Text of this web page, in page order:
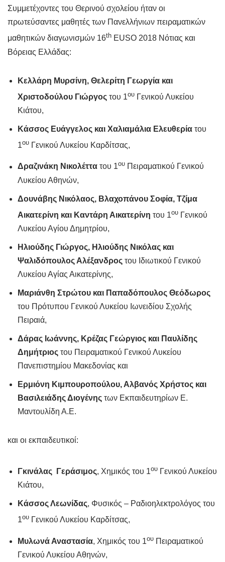
Συμμετέχοντες του Θερινού σχολείου ήταν οι
πρωτεύσαντες μαθητές των Πανελλήνιων πειραματικών
μαθητικών διαγωνισμών 16th EUSO 2018 Νότιας και
Βόρειας Ελλάδας:
Κελλάρη Μυρσίνη, Θελερίτη Γεωργία και
Χριστοδούλου Γιώργος του 1ου Γενικού Λυκείου
Κιάτου,
Κάσσος Ευάγγελος και Χαλιαμάλια Ελευθερία του
1ου Γενικού Λυκείου Καρδίτσας,
Δραζινάκη Νικολέττα του 1ου Πειραματικού Γενικού
Λυκείου Αθηνών,
Δουνάβης Νικόλαος, Βλαχοπάνου Σοφία, Τζίμα
Αικατερίνη και Καντάρη Αικατερίνη του 1oυ Γενικού
Λυκείου Αγίου Δημητρίου,
Ηλιούδης Γιώργος, Ηλιούδης Νικόλας και
Ψαλιδόπουλος Αλέξανδρος του Ιδιωτικού Γενικού
Λυκείου Αγίας Αικατερίνης,
Μαριάνθη Στρώτου και Παπαδόπουλος Θεόδωρος
του Πρότυπου Γενικού Λυκείου Ιωνειδίου Σχολής
Πειραιά,
Δάρας Ιωάννης, Κρέζας Γεώργιος και Παυλίδης
Δημήτριος του Πειραματικού Γενικού Λυκείου
Πανεπιστημίου Μακεδονίας και
Ερμιόνη Κιμπουροπούλου, Αλβανός Χρήστος και
Βασιλειάδης Διογένης των Εκπαιδευτηρίων Ε.
Μαντουλίδη Α.Ε.
και οι εκπαιδευτικοί:
Γκινάλας Γεράσιμος, Χημικός του 1ου Γενικού Λυκείου
Κιάτου,
Κάσσος Λεωνίδας, Φυσικός – Ραδιοηλεκτρολόγος του
1ου Γενικού Λυκείου Καρδίτσας,
Μυλωνά Αναστασία, Χημικός του 1ου Πειραματικού
Γενικού Λυκείου Αθηνών,